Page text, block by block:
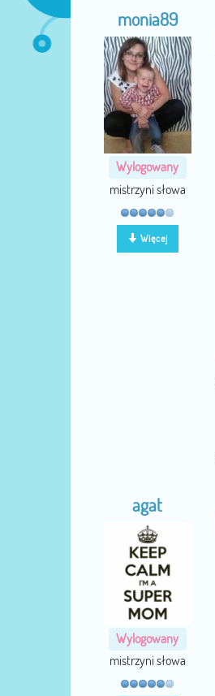
monia89
Wylogowany
mistrzyni słowa
Więcej
agat
Wylogowany
mistrzyni słowa